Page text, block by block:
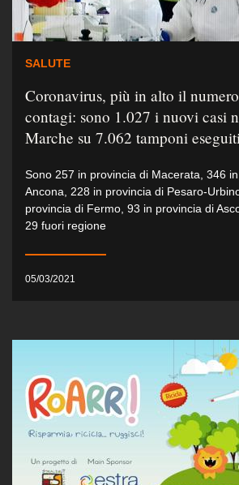
SALUTE
Coronavirus, più in alto il
contagi: sono 1.027 i nuovi casi
Marche su 7.062 tamponi
Sono 257 in provincia di Macerata, 346
Ancona, 228 in provincia di Pesaro-
provincia di Fermo, 93 in provincia di
29 fuori regione
05/03/2021